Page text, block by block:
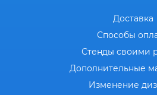
Доставка
Способы
Стенды своими
Дополнительные
Изменение